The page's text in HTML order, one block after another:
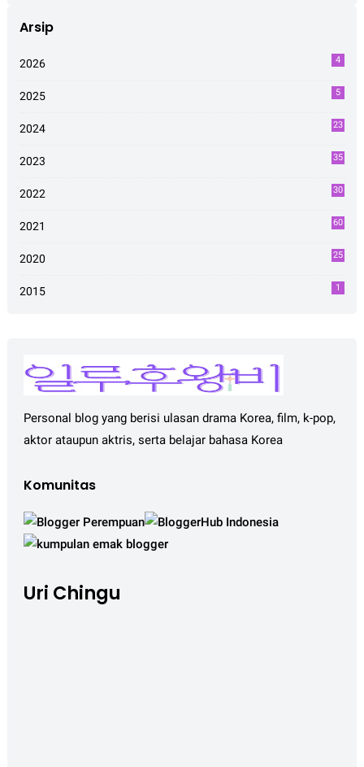
Arsip
2026 4
2025 5
2024 23
2023 35
2022 30
2021 60
2020 25
2015 1
Personal blog yang berisi ulasan drama Korea, film, k-pop,
aktor ataupun aktris, serta belajar bahasa Korea
Komunitas
Uri Chingu